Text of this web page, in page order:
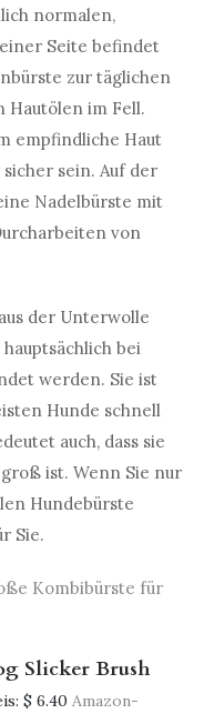
normalen,
Seite befindet
zur täglichen
Hautölen im Fell.
empfindliche Haut
sein. Auf der
Nadelbürste mit
von
der Unterwolle
bei
werden. Sie ist
Hunde schnell
auch, dass sie
ist. Wenn Sie nur
Hundebürste
Sie.
Kombibürste für
Slicker Brush
$ 6.40 Amazon-